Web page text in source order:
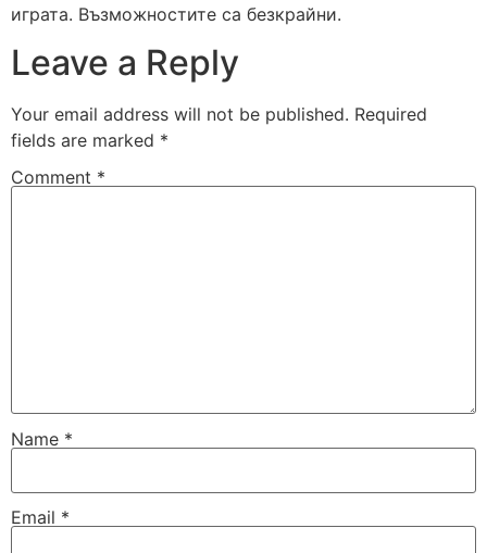
играта. Възможностите са безкрайни.
Leave a Reply
Your email address will not be published. Required
fields are marked *
Comment *
Name *
Email *